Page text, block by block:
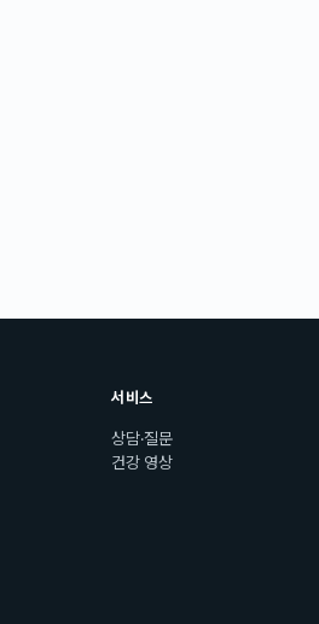
서비스
상담·질문
건강 영상